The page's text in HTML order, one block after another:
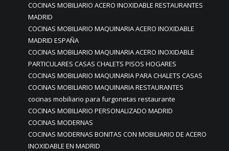
COCINAS MOBILIARIO ACERO INOXIDABLE RESTAURANTES
MADRID
COCINAS MOBILIARIO MAQUINARIA ACERO INOXIDABLE
MADRID ESPAÑA
COCINAS MOBILIARIO MAQUINARIA ACERO INOXIDABLE
PARTICULARES CASAS CHALETS PISOS HOGARES
COCINAS MOBILIARIO MAQUINARIA PARA CHALETS CASAS
COCINAS MOBILIARIO MAQUINARIA RESTAURANTES
cocinas mobiliario para furgonetas restaurante
COCINAS MOBILIARIO PERSONALIZADO MADRID
COCINAS MODERNAS
COCINAS MODERNAS BONITAS CON MOBILIARIO DE ACERO
INOXIDABLE EN MADRID